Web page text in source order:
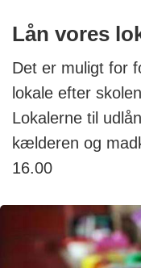
Lån vores
Det er muligt for
lokale efter
Lokalerne til
kælderen og
16.00